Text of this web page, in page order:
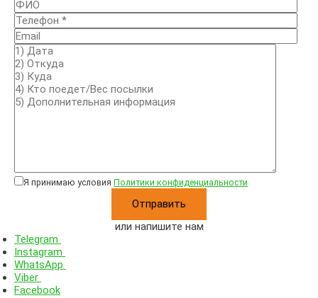
Я принимаю условия Политики конфиденциальности
или напишите нам
Telegram
Instagram
WhatsApp
Viber
Facebook